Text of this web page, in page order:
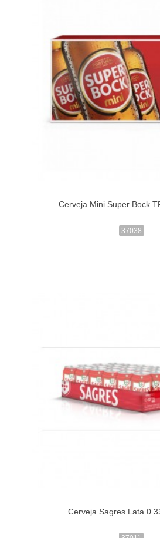
Cerveja Mini Super Bock
37038
Cerveja Sagres Lata